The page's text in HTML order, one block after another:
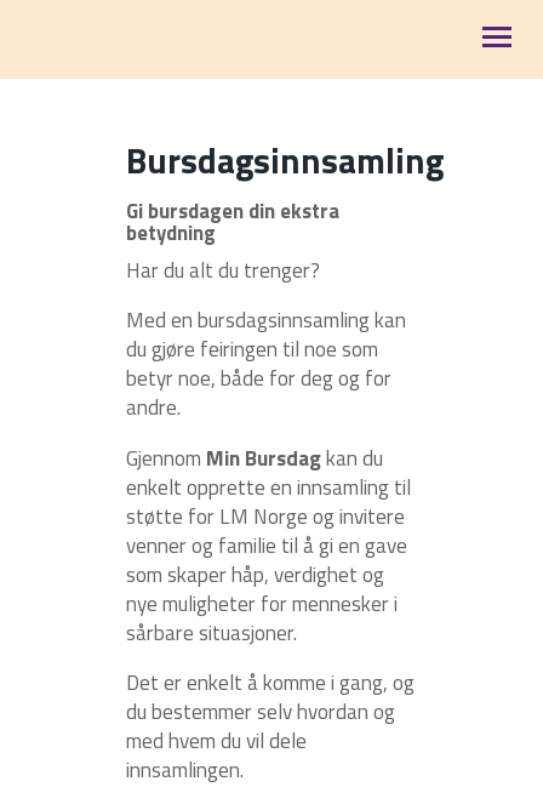
ARRANGEMENTER
VÅRE OMRÅDER
OM OSS
Bursdagsinnsamling
Gi bursdagen din ekstra
betydning
Har du alt du trenger?
Med en bursdagsinnsamling kan
du gjøre feiringen til noe som
betyr noe, både for deg og for
andre.
Gjennom Min Bursdagkan du
enkelt opprette en innsamling til
støtte for LM Norge og invitere
venner og familie til å gi en gave
som skaper håp, verdighet og
nye muligheter for mennesker i
sårbare situasjoner.
Det er enkelt å komme i gang, og
du bestemmer selv hvordan og
med hvem du vil dele
innsamlingen.